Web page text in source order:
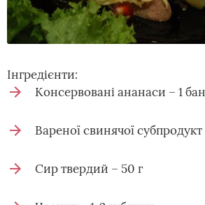
Інгредієнти:
Консервовані ананаси – 1
Вареної свинячої
Сир твердий – 50 г